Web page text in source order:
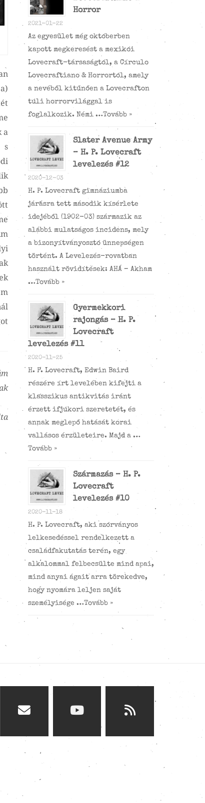
a
s
Horror
2021-01-22
Az egyesület még októberben
kapott megkeresést a mexikói
Lovecraft-társaságtól, a Círculo
Lovecraftiano & Horrortól, amely
a nevéből kitűnően a Lovecrafton
túli horrorvilággal is
foglalkozik. Némi …Tovább »
Slater Avenue Army
– H. P. Lovecraft
levelezés #12
2020-12-03
H. P. Lovecraft gimnáziumba
járásra tett második kísérlete
idejéből (1902-03) származik az
alábbi mulatságos incidens, mely
a bizonyítványosztó ünnepségen
történt. A Levelezés-rovatban
használt rövidítések: AHÁ – Akham
…Tovább »
Gyermekkori
rajongás – H. P.
Lovecraft
levelezés #11
2020-11-25
H. P. Lovecraft, Edwin Baird
részére írt levelében kifejti a
klasszikus antikvitás iránt
érzett ifjúkori szeretetét, és
annak meglepő hatását korai
vallásos érzületeire. Majd a …
Tovább »
Származás – H. P.
Lovecraft
levelezés #10
2020-11-18
H. P. Lovecraft, aki szórványos
lelkesedéssel rendelkezett a
családfakutatás terén, egy
alkalommal felbecsülte mind apai,
mind anyai ágait arra törekedve,
hogy nyomára leljen saját
személyisége …Tovább »